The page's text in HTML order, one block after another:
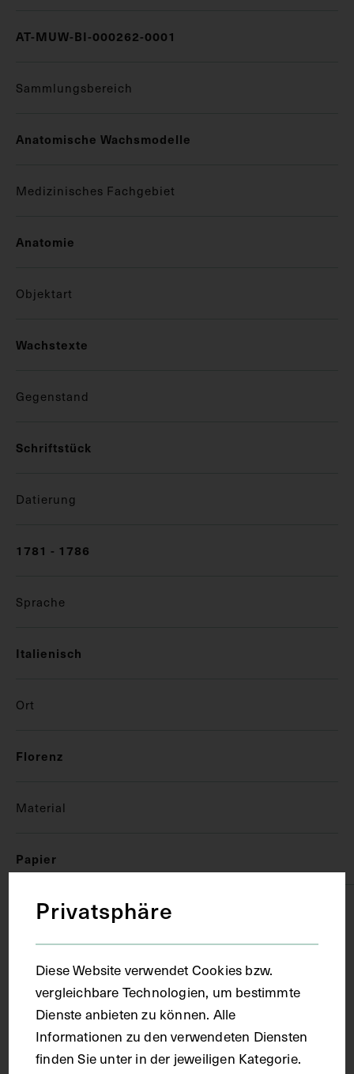
AT-MUW-BI-000262-0001
Sammlungsbereich
Anatomische Wachsmodelle
Medizinisches Fachgebiet
Anatomie
Objektart
Wachstexte
Gegenstand
Schriftstück
Datierung
1781 - 1786
Sprache
Italienisch
Ort
Florenz
Material
Papier
Technik
Maße
Seitenblatt 38,3 x 27,5 cm
Privatsphäre
Diese Website verwendet Cookies bzw.
vergleichbare Technologien, um bestimmte
Dienste anbieten zu können. Alle
Informationen zu den verwendeten Diensten
finden Sie unter in der jeweiligen Kategorie.